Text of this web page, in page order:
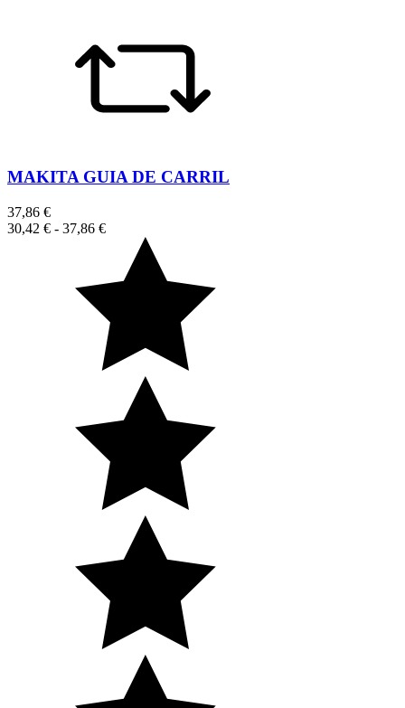
MAKITA GUIA DE CARRIL
37,86 €
30,42 € - 37,86 €